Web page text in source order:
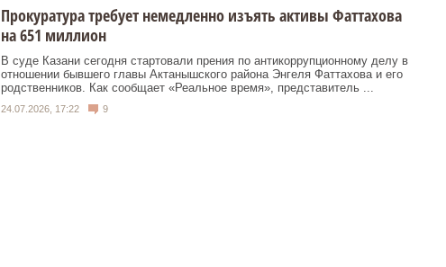
Прокуратура требует немедленно изъять активы Фаттахова
на 651 миллион
В суде Казани сегодня стартовали прения по антикоррупционному делу в
отношении бывшего главы Актанышского района Энгеля Фаттахова и его
родственников. Как сообщает «Реальное время», представитель ...
24.07.2026, 17:22 9